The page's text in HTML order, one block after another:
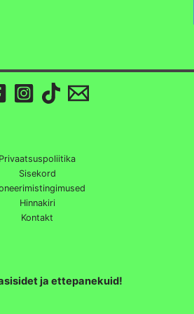
Privaatsuspoliitika
Sisekord
Hinnakiri
Kontakt
ja ettepanekuid!